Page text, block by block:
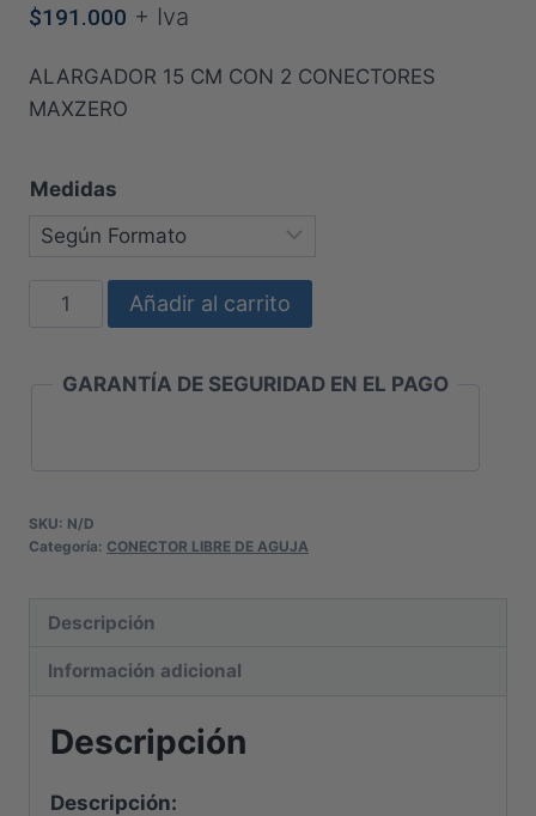
$191.000 + Iva
ALARGADOR 15 CM CON 2 CONECTORES
MAXZERO
Medidas
ALARGADOR
CON
cantidad
Añadir al carrito
GARANTÍA DE SEGURIDAD EN EL PAGO
SKU: N/D
Categoría: CONECTOR LIBRE DE AGUJA
Descripción
Información adicional
Descripción
Descripción: